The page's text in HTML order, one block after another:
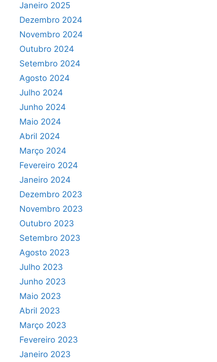
Janeiro 2025
Dezembro 2024
Novembro 2024
Outubro 2024
Setembro 2024
Agosto 2024
Julho 2024
Junho 2024
Maio 2024
Abril 2024
Março 2024
Fevereiro 2024
Janeiro 2024
Dezembro 2023
Novembro 2023
Outubro 2023
Setembro 2023
Agosto 2023
Julho 2023
Junho 2023
Maio 2023
Abril 2023
Março 2023
Fevereiro 2023
Janeiro 2023